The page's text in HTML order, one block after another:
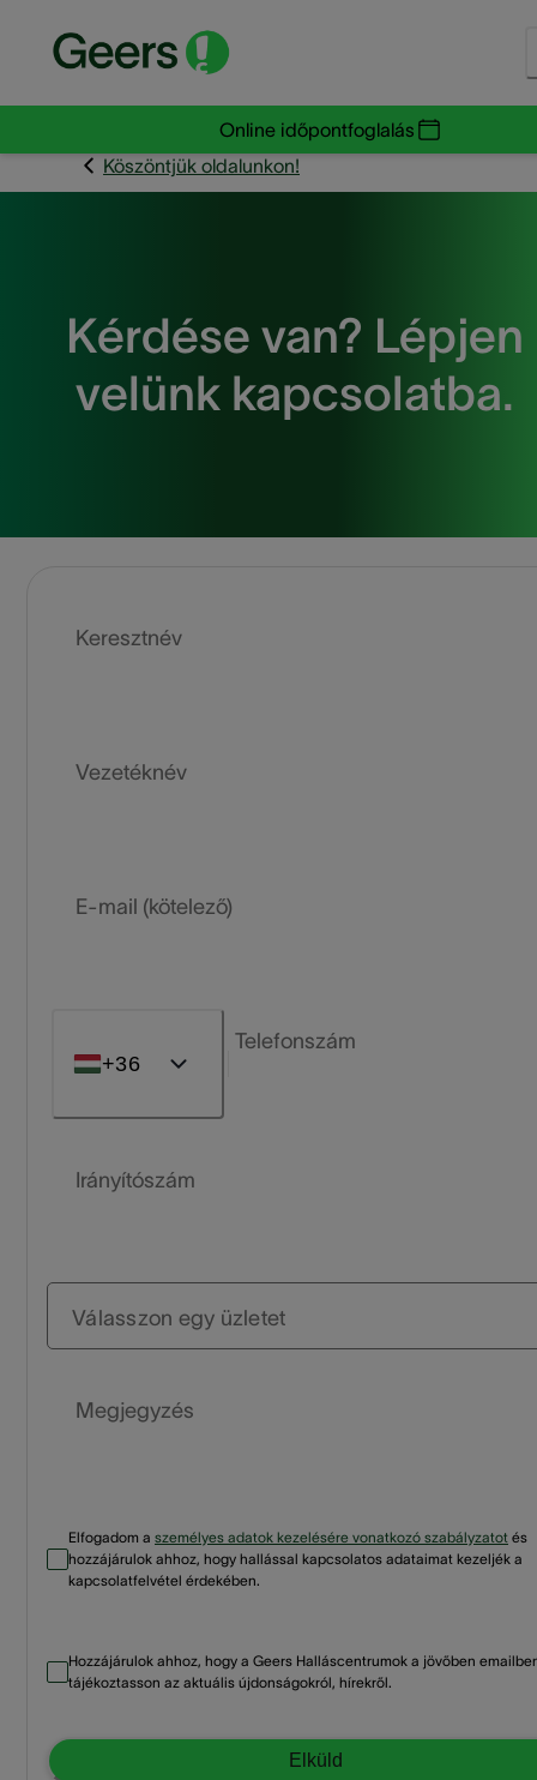
Online időpontfoglalás
Köszöntjük oldalunkon!
Kérdése van? Lépjen
velünk kapcsolatba.
Keresztnév
Vezetéknév
E-mail (kötelező)
+36
Telefonszám
Irányítószám
Válasszon egy üzletet
Megjegyzés
Elfogadom a személyes adatok kezelésére vonatkozó szabályzatot és
hozzájárulok ahhoz, hogy hallással kapcsolatos adataimat kezeljék a
kapcsolatfelvétel érdekében.
Hozzájárulok ahhoz, hogy a Geers Halláscentrumok a jövőben
tájékoztasson az aktuális újdonságokról, hírekről.
Elküld